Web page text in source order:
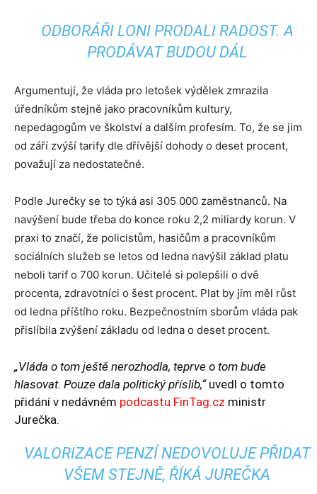
ODBORÁŘI LONI PRODALI RADOST. A
PRODÁVAT BUDOU DÁL
Argumentují, že vláda pro letošek výdělek zmrazila
úředníkům stejně jako pracovníkům kultury,
nepedagogům ve školství a dalším profesím. To, že se jim
od září zvýší tarify dle dřívější dohody o deset procent,
považují za nedostatečné.
Podle Jurečky se to týká asi 305 000 zaměstnanců. Na
navýšení bude třeba do konce roku 2,2 miliardy korun. V
praxi to značí, že policistům, hasičům a pracovníkům
sociálních služeb se letos od ledna navýšil základ platu
neboli tarif o 700 korun. Učitelé si polepšili o dvě
procenta, zdravotníci o šest procent. Plat by jim měl růst
od ledna příštího roku. Bezpečnostním sborům vláda pak
přislíbila zvýšení základu od ledna o deset procent.
„Vláda o tom ještě nerozhodla, teprve o tom bude
hlasovat. Pouze dala politický příslib,“uvedl o tomto
přidání v nedávném podcastu FinTag.cz ministr
Jurečka.
VALORIZACE PENZÍ NEDOVOLUJE PŘIDAT
VŠEM STEJNĚ, ŘÍKÁ JUREČKA